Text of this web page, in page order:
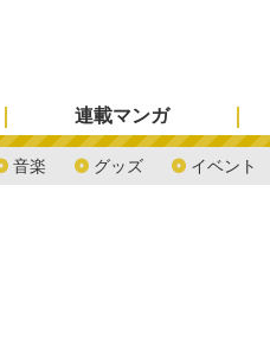
音楽 グッズ イベント
連載マンガ